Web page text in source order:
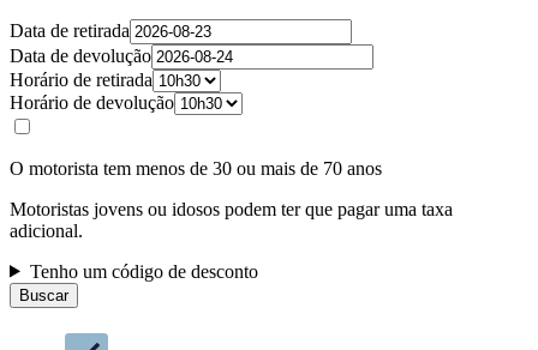
Data de retirada
Data de devolução
Horário de retirada
Horário de devolução
O motorista tem menos de 30 ou mais de 70 anos
Motoristas jovens ou idosos podem ter que pagar uma taxa
adicional.
Tenho um código de desconto
Buscar